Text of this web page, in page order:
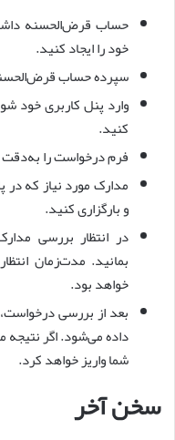
حساب قرض‌الحسنه
خود را ایجاد کنید.
سپرده حساب قرض‌الحسنه خود را
وارد پنل کاربری خود
کنید.
فرم درخواست را
مدارک مورد نیاز که در
و بارگزاری کنید.
در انتظار بررسی
بمانید. مدت‌زمان
خواهد بود.
بعد از بررسی
داده می‌شود. اگر نتیجه
شما واریز خواهد کرد.
سخن آخر